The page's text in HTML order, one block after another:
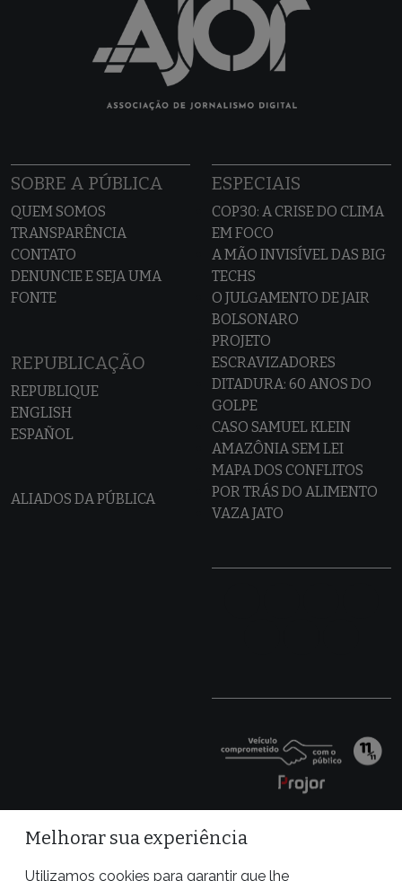
SOBRE A PÚBLICA
QUEM SOMOS
TRANSPARÊNCIA
CONTATO
DENUNCIE E SEJA UMA
FONTE
REPUBLICAÇÃO
REPUBLIQUE
ENGLISH
ESPAÑOL
ALIADOS DA PÚBLICA
ESPECIAIS
COP30: A CRISE DO CLIMA
EM FOCO
A MÃO INVISÍVEL DAS BIG
TECHS
O JULGAMENTO DE JAIR
BOLSONARO
PROJETO
ESCRAVIZADORES
DITADURA: 60 ANOS DO
GOLPE
CASO SAMUEL KLEIN
AMAZÔNIA SEM LEI
MAPA DOS CONFLITOS
POR TRÁS DO ALIMENTO
VAZA JATO
Melhorar sua experiência
Utilizamos cookies para garantir que lhe